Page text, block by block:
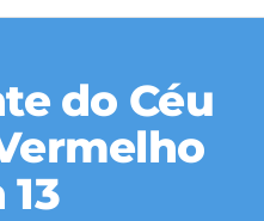
do Céu
13